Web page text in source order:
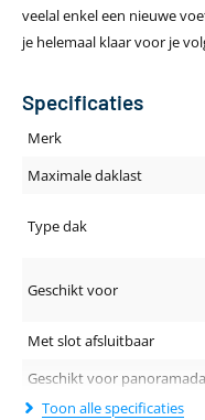
veelal enkel een nieuwe
je helemaal klaar voor je
Specificaties
Merk
Maximale daklast
Type dak
Geschikt voor
Met slot afsluitbaar
Geschikt voor
schuif-/kanteldak
Toon alle specificaties